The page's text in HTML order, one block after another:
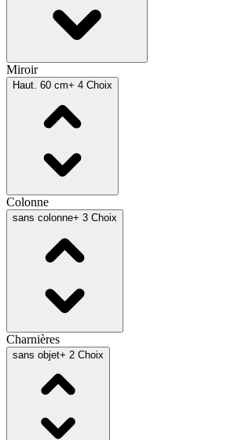
Miroir
Haut. 60 cm+ 4 Choix
Colonne
sans colonne+ 3 Choix
Charnières
sans objet+ 2 Choix